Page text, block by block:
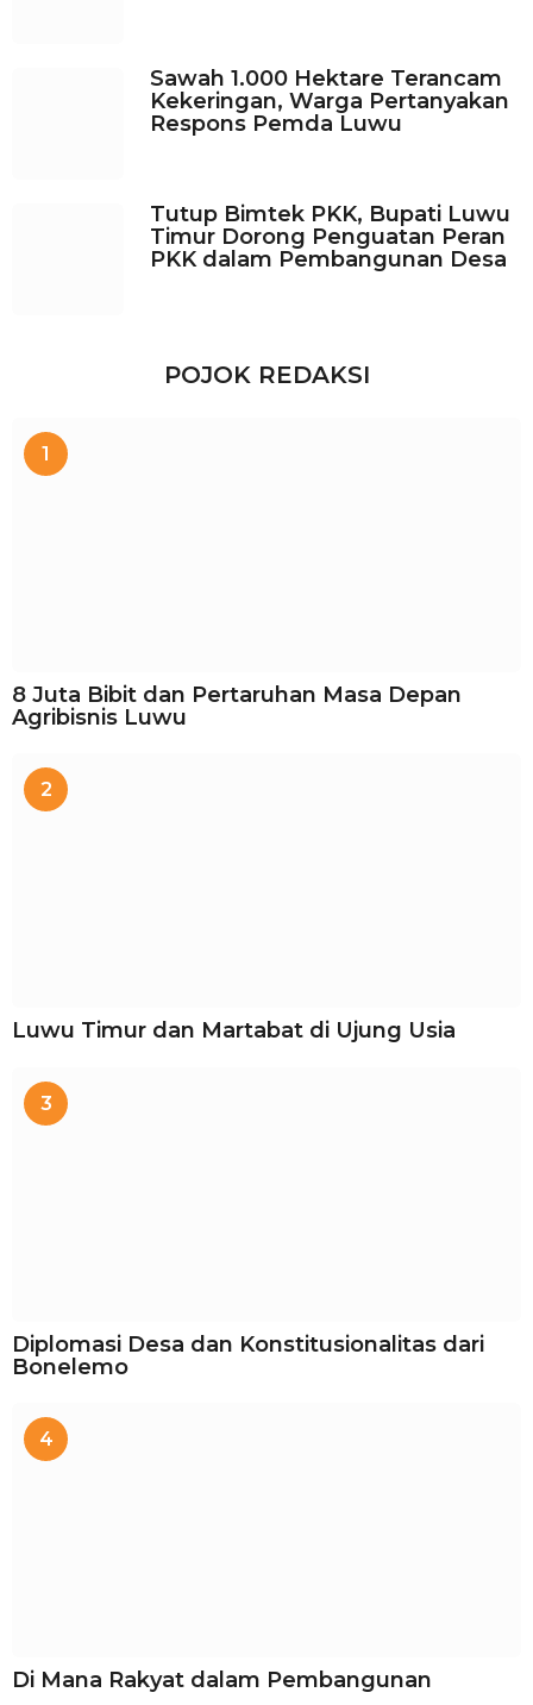
Sawah 1.000 Hektare Terancam
Kekeringan, Warga Pertanyakan
Respons Pemda Luwu
Tutup Bimtek PKK, Bupati Luwu
Timur Dorong Penguatan Peran
PKK dalam Pembangunan Desa
POJOK REDAKSI
1
8 Juta Bibit dan Pertaruhan Masa Depan
Agribisnis Luwu
2
Luwu Timur dan Martabat di Ujung Usia
3
Diplomasi Desa dan Konstitusionalitas dari
Bonelemo
4
Di Mana Rakyat dalam Pembangunan